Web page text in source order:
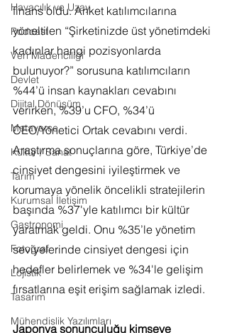
Havacılık ve Uzay
Podcast
Veri Madenciliği
Devlet
Dijital Dönüşüm
Metaverse
Kültür / Sanat
Tarım
Kurumsal İletişim
Gastronomi
Fotoğraf
Lojistik
Tasarım
Mühendislik Yazılımları
finans oldu. Anket katılımcılarına
yöneltilen “Şirketinizde üst yönetimdeki
kadınlar hangi pozisyonlarda
bulunuyor?” sorusuna katılımcıların
%44’ü insan kaynakları cevabını
verirken, %39’u CFO, %34’ü
CEO/Yönetici Ortak cevabını verdi.
Araştırma sonuçlarına göre, Türkiye’de
cinsiyet dengesini iyileştirmek ve
korumaya yönelik öncelikli stratejilerin
başında %37'yle katılımcı bir kültür
yaratmak geldi. Onu %35’le yönetim
seviyelerinde cinsiyet dengesi için
hedefler belirlemek ve %34'le gelişim
fırsatlarına eşit erişim sağlamak izledi.
Japonya sonunculuğu kimseye